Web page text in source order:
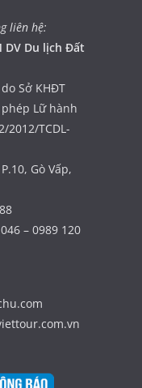
liên hệ:
DV Du lịch Đất
Sở KHĐT
phép Lữ hành
2012/TCDL-
Gò Vấp,
– 0989 120